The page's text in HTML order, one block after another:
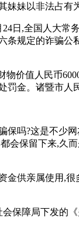
妹妹以非法占
日,全国人大
条规定的诈骗
价值人民币
金。诸暨市人
保吗?这是不少
会保留下来,久
金供亲属使用,
会保障局下发